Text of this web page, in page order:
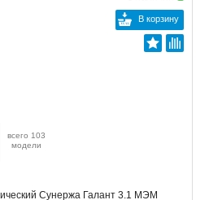
В корзину
всего 103
модели
Сунержа Галант 3.1 МЭМ